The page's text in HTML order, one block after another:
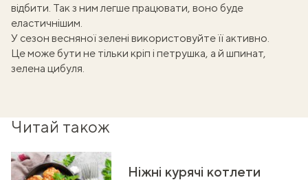
відбити. Так з ним легше працювати, воно буде
еластичнішим.
У сезон весняної зелені використовуйте її активно.
Це може бути не тільки кріп і петрушка, а й шпинат,
зелена цибуля.
Читай також
Ніжні курячі котлети